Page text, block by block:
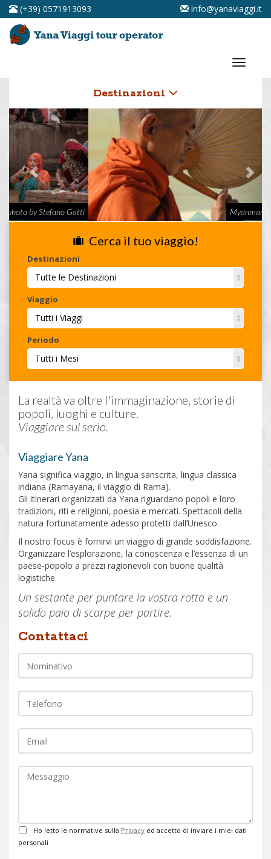
(+39) 0571913093 info@yanaviaggi.it
Destinazioni
Myanmar - photo by Luca Londi
Cerca il tuo viaggio!
Destinazioni
Tutte le Destinazioni
Viaggio
Tutti i Viaggi
Periodo
Tutti i Mesi
La realtà va oltre l'immaginazione, storie di
popoli, luoghi e culture.
Viaggiare sul serio.
Viaggiare Yana
Yana significa viaggio, in lingua sanscrita, lingua classica
indiana (Ramayana, il viaggio di Rama).
Gli itinerari organizzati da Yana riguardano popoli e loro
tradizioni, riti e religioni, poesia e mercati. Spettacoli della
natura fortunatamente adesso protetti dall’Unesco.
Il nostro focus è fornirvi un viaggio di grande soddisfazione.
Organizzare l’esplorazione, la conoscenza e l’essenza di un
paese-popolo a prezzi ragionevoli con buone qualità
logistiche.
Un sestante per puntare la vostra rotta e un
solido paio di scarpe per partire.
Contattaci
Privacy
Ho letto le normative sulla Privacy ed accetto di inviare i miei dati
personali